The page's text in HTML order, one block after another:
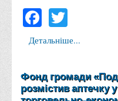
Етичний кодекс
IP дайджест для
власності
Розклади, графіки
Facebook
Детальніше...
Фонд громади
розмістив аптечку